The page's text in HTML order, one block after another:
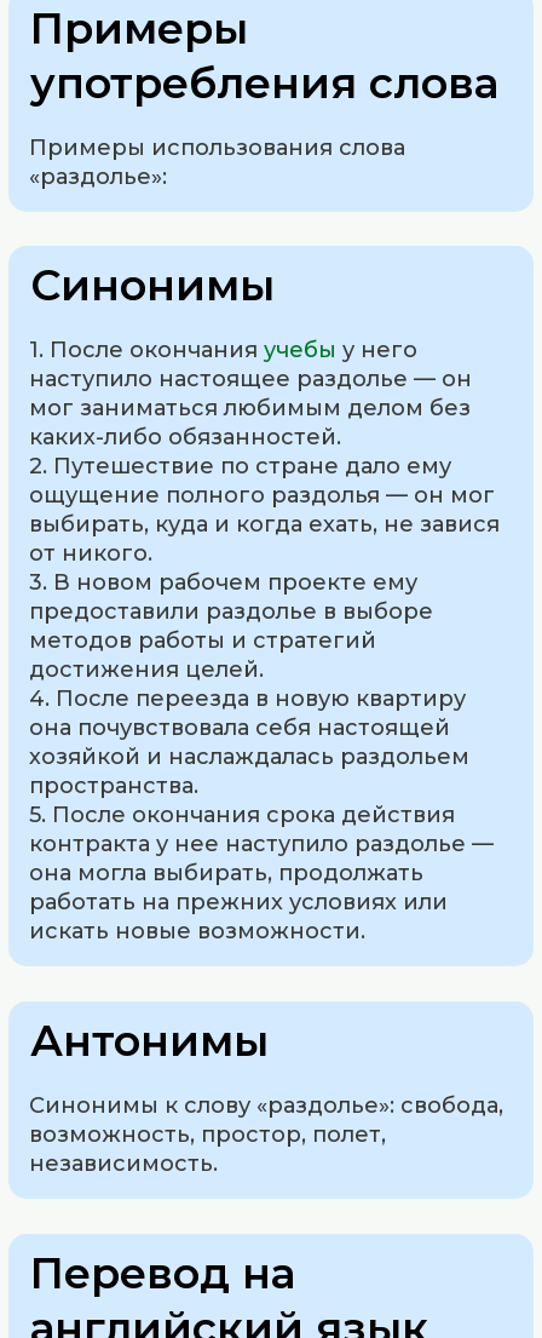
Примеры
употребления слова
Примеры использования слова
«раздолье»:
Синонимы
1. После окончанияучебы у него
наступило настоящее раздолье — он
мог заниматься любимым делом без
каких-либо обязанностей.
2. Путешествие по стране дало ему
ощущение полного раздолья — он мог
выбирать, куда и когда ехать, не завися
от никого.
3. В новом рабочем проекте ему
предоставили раздолье в выборе
методов работы и стратегий
достижения целей.
4. После переезда в новую квартиру
она почувствовала себя настоящей
хозяйкой и наслаждалась раздольем
пространства.
5. После окончания срока действия
контракта у нее наступило раздолье —
она могла выбирать, продолжать
работать на прежних условиях или
искать новые возможности.
Антонимы
Синонимы к слову «раздолье»: свобода,
возможность, простор, полет,
независимость.
Перевод на